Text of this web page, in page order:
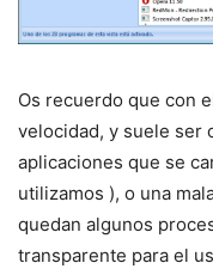
Os recuerdo que con
velocidad, y suele ser
aplicaciones que se
utilizamos ), o una
quedan algunos
transparente para el